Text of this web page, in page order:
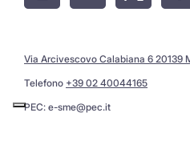
Via Arcivescovo Calabiana 6 20139
Telefono +39 02 40044165
PEC: e-sme@pec.it